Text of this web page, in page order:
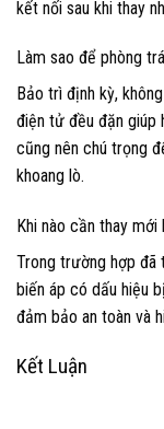
kết nối sau khi thay
Làm sao để phòng
Bảo trì định kỳ,
điện tử đều đặn giúp
cũng nên chú trọng
khoang lò.
Khi nào cần thay
Trong trường hợp đã
biến áp có dấu hiệu
đảm bảo an toàn và
Kết Luận